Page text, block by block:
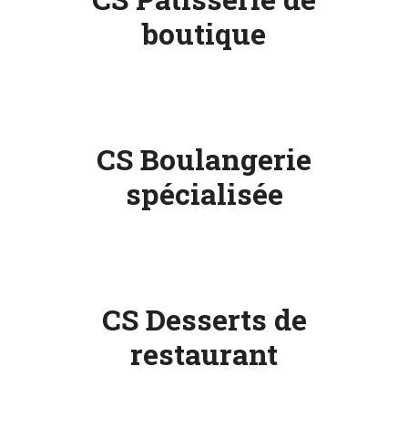
boutique
CS Boulangerie
spécialisée
CS Desserts de
restaurant